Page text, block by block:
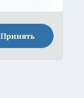
Принять